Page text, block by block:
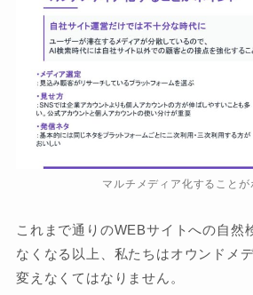
マルチメディア化することが
これまで通りのWEBサイトへの自然
なくなる以上、私たちはオウンドメ
変えなくてはなりません。